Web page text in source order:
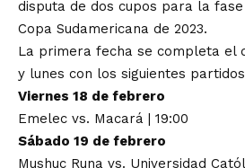
disputa de dos cupos para la
Copa Sudamericana de 2023.
La primera fecha se completa el
y lunes con los siguientes
Viernes 18 de febrero
Emelec vs. Macará | 19:00
Sábado 19 de febrero
Mushuc Runa vs. Universidad